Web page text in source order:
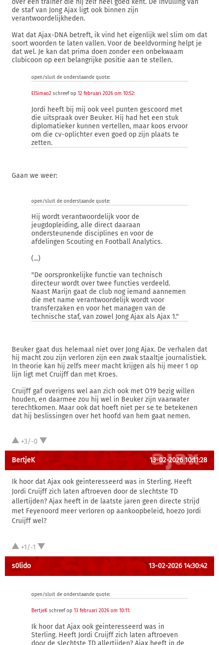
over een trainer die hij zelf heel goed kent. De invulling van
de staf van Jong Ajax ligt ook binnen zijn
verantwoordelijkheden.
Wat dat Ajax-DNA betreft, ik vind het eigenlijk wel slim om dat
soort woorden te laten vallen. Voor de beeldvorming helpt je
dat wel. Je kan dat prima doen zonder een onbekwaam
clubicoon op een belangrijke positie aan te stellen.
open/sluit de onderstaande quote:
ElSimao2 schreef op 12 februari 2026 om 10:52:
Jordi heeft bij mij ook veel punten gescoord met
die uitspraak over Beuker. Hij had het een stuk
diplomatieker kunnen vertellen, maar koos ervoor
om die cv-oplichter even goed op zijn plaats te
zetten.
Gaan we weer:
open/sluit de onderstaande quote:
Hij wordt verantwoordelijk voor de
jeugdopleiding, alle direct daaraan
ondersteunende disciplines en voor de
afdelingen Scouting en Football Analytics.
(...)
"De oorspronkelijke functie van technisch
directeur wordt over twee functies verdeeld.
Naast Marijn gaat de club nog iemand aannemen
die met name verantwoordelijk wordt voor
transferzaken en voor het managen van de
technische staf, van zowel Jong Ajax als Ajax 1."
Beuker gaat dus helemaal niet over Jong Ajax. De verhalen dat
hij macht zou zijn verloren zijn een zwak staaltje journalistiek.
In theorie kan hij zelfs meer macht krijgen als hij meer 1 op
lijn ligt met Cruijff dan met Kroes.
Cruijff gaf overigens wel aan zich ook met O19 bezig willen
houden, en daarmee zou hij wel in Beuker zijn vaarwater
terechtkomen. Maar ook dat hoeft niet per se te betekenen
dat hij beslissingen over het hoofd van hem gaat nemen.
+3/-0
BertjeK 13-02-2026 10:11:28
Ik hoor dat Ajax ook geinteresseerd was in Sterling. Heeft
Jordi Cruijff zich laten aftroeven door de slechtste TD
allertijden? Ajax heeft in de laatste jaren geen directe strijd
met Feyenoord meer verloren op aankoopbeleid, hoezo Jordi
Cruijff wel?
+1/-1
s0lido 13-02-2026 14:30:42
open/sluit de onderstaande quote:
BertjeK schreef op 13 februari 2026 om 10:11:
Ik hoor dat Ajax ook geinteresseerd was in
Sterling. Heeft Jordi Cruijff zich laten aftroeven
door de slechtste TD allertijden? Ajax heeft in de